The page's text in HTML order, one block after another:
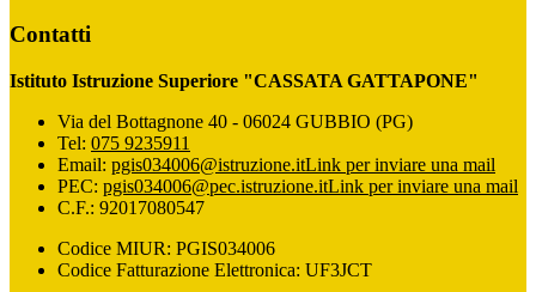
Contatti
Istituto Istruzione Superiore "CASSATA GATTAPONE"
Via del Bottagnone 40 - 06024 GUBBIO (PG)
Tel: 075 9235911
Email: pgis034006@istruzione.itLink per inviare una mail
PEC: pgis034006@pec.istruzione.itLink per inviare una mail
C.F.: 92017080547
Codice MIUR: PGIS034006
Codice Fatturazione Elettronica: UF3JCT